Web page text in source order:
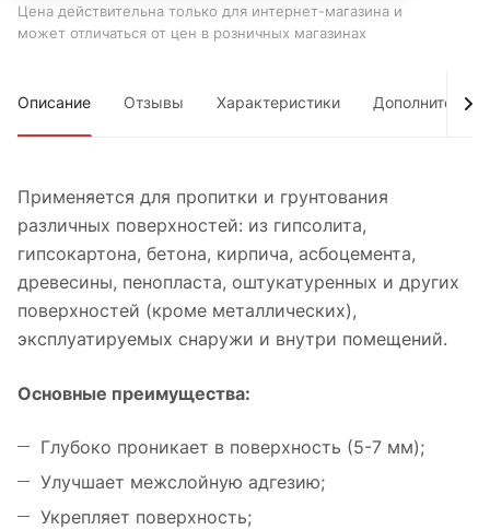
Цена действительна только для интернет-магазина и
может отличаться от цен в розничных магазинах
Описание Отзывы Характеристики Дополнительно
Применяется для пропитки и грунтования
различных поверхностей: из гипсолита,
гипсокартона, бетона, кирпича, асбоцемента,
древесины, пенопласта, оштукатуренных и других
поверхностей (кроме металлических),
эксплуатируемых снаружи и внутри помещений.
Основные преимущества:
Глубоко проникает в поверхность (5-7 мм);
Улучшает межслойную адгезию;
Укрепляет поверхность;